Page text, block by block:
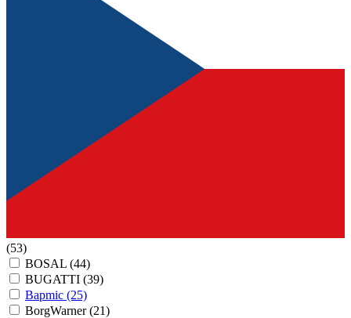
(53)
BOSAL (44)
BUGATTI (39)
Bapmic (25)
BorgWarner(21)